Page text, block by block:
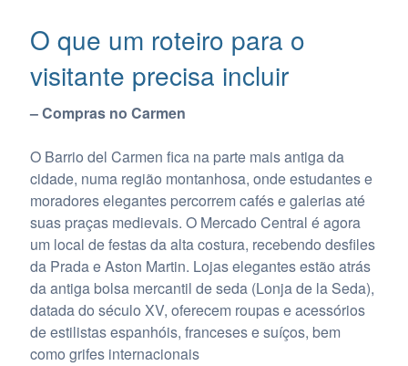
O que um roteiro para o
visitante precisa incluir
– Compras no Carmen
O Barrio del Carmen fica na parte mais antiga da
cidade, numa região montanhosa, onde estudantes e
moradores elegantes percorrem cafés e galerias até
suas praças medievais. O Mercado Central é agora
um local de festas da alta costura, recebendo desfiles
da Prada e Aston Martin. Lojas elegantes estão atrás
da antiga bolsa mercantil de seda (Lonja de la Seda),
datada do século XV, oferecem roupas e acessórios
de estilistas espanhóis, franceses e suíços, bem
como grifes internacionais